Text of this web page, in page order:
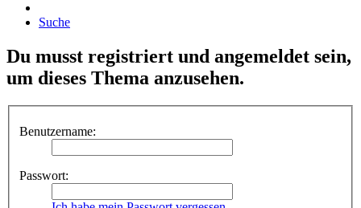
Suche
Du musst registriert und angemeldet sein,
um dieses Thema anzusehen.
Benutzername:
Passwort: